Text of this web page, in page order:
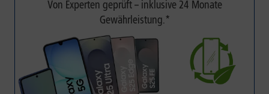
Von Experten geprüft – inklusive 24 Monate
Gewährleistung.*